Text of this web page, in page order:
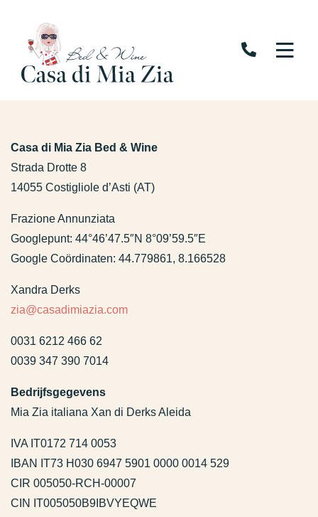
Casa di Mia Zia Bed & Wine
Strada Drotte 8
14055 Costigliole d’Asti (AT)
Frazione Annunziata
Googlepunt: 44°46’47.5″N 8°09’59.5″E
Google Coördinaten: 44.779861, 8.166528
Xandra Derks
zia@casadimiazia.com
0031 6212 466 62
0039 347 390 7014
Bedrijfsgegevens
Mia Zia italiana Xan di Derks Aleida
IVA IT0172 714 0053
IBAN IT73 H030 6947 5901 0000 0014 529
CIR 005050-RCH-00007
CIN IT005050B9IBVYEQWE